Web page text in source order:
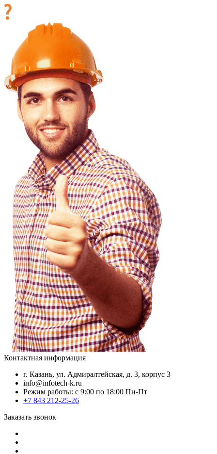
Контактная информация
г. Казань, ул. Адмиралтейская, д. 3, корпус 3
info@infotech-k.ru
Режим работы: с 9:00 по 18:00 Пн-Пт
+7 843 212-25-26
Заказать звонок